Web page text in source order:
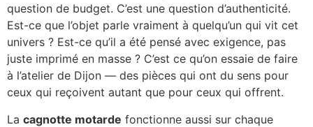
question de budget. C’est une question d’authenticité.
Est-ce que l’objet parle vraiment à quelqu’un qui vit cet
univers ? Est-ce qu’il a été pensé avec exigence, pas
juste imprimé en masse ? C’est ce qu’on essaie de faire
à l’atelier de Dijon — des pièces qui ont du sens pour
ceux qui reçoivent autant que pour ceux qui offrent.
La cagnotte motarde fonctionne aussi sur chaque